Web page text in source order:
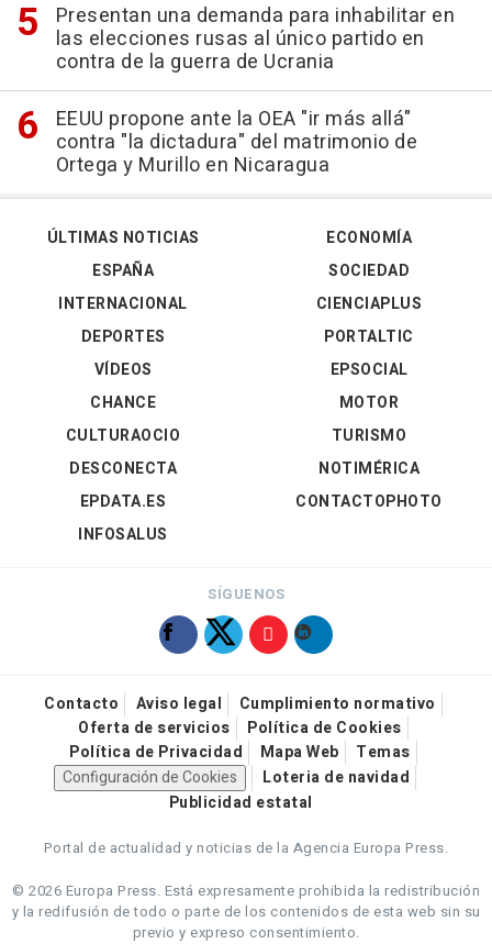
Presentan una demanda para inhabilitar en
las elecciones rusas al único partido en
contra de la guerra de Ucrania
EEUU propone ante la OEA "ir más allá"
contra "la dictadura" del matrimonio de
Ortega y Murillo en Nicaragua
ÚLTIMAS NOTICIAS
ESPAÑA
INTERNACIONAL
DEPORTES
VÍDEOS
ECONOMÍA
SOCIEDAD
CIENCIAPLUS
PORTALTIC
EPSOCIAL
CHANCE
CULTURAOCIO
DESCONECTA
EPDATA.ES
INFOSALUS
MOTOR
TURISMO
NOTIMÉRICA
CONTACTOPHOTO
SÍGUENOS
Contacto Aviso legal
Cumplimiento normativo
Oferta de servicios
Política de Cookies
Política de Privacidad
Mapa Web
Temas
Configuración de Cookies
Loteria de navidad
Publicidad estatal
Portal de actualidad y noticias de la Agencia Europa Press.
© 2026 Europa Press. Está expresamente prohibida la redistribución
y la redifusión de todo o parte de los contenidos de esta web sin su
previo y expreso consentimiento.